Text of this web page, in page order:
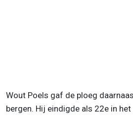
Wout Poels gaf de ploeg
bergen. Hij eindigde als 22e in